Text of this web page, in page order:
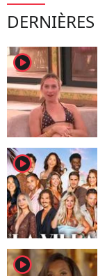
player2
player2
player2